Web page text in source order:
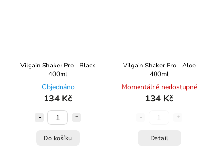
Vilgain Shaker Pro - Black
400ml
Objednáno
134 Kč
Do košíku
Vilgain Shaker Pro - Aloe
400ml
Momentálně nedostupné
134 Kč
Detail